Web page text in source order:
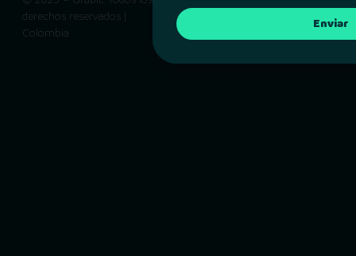
derechos reservados |
Colombia
Enviar